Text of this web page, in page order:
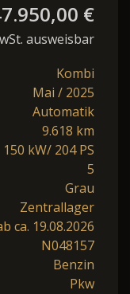
€
ausweisbar
Kombi
Mai / 2025
Automatik
9.618 km
150 kW/ 204 PS
5
Grau
Zentrallager
ca. 19.08.2026
N048157
Benzin
Pkw